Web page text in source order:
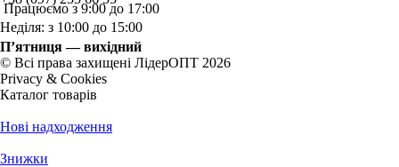
Працюємо з 9:00 до 17:00
Неділя: з 10:00 до 15:00
П’ятниця — вихідний
© Всі права захищені ЛідерОПТ 2026
Privacy & Cookies
Каталог товарів
Нові надходження
Знижки